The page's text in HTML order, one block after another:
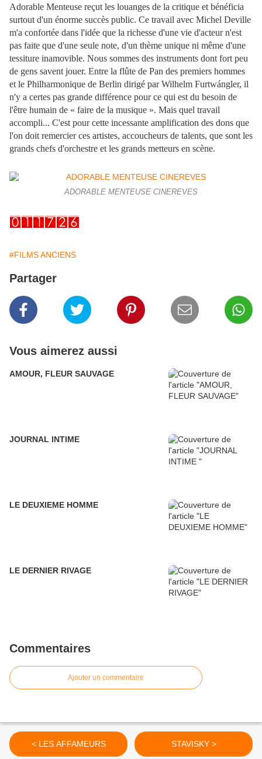
Adorable Menteuse reçut les louanges de la critique et bénéficia
surtout d'un énorme succès public. Ce travail avec Michel Deville
m'a confortée dans l'idée que la richesse d'une vie d'acteur n'est
pas faite que d'une seule note, d'un thème unique ni même d'une
tessiture inamovible. Nous sommes des instruments dont fort peu
de gens savent jouer. Entre la flûte de Pan des premiers hommes
et le Philharmonique de Berlin dirigé par Wilhelm Furtwángler, il
n'y a certes pas grande différence pour ce qui est du besoin de
l'être humain de « faire de la musique ». Mais quel travail
accompli... C'est pour cette incessante amplification des dons que
l'on doit remercier ces artistes, accoucheurs de talents, que sont les
grands chefs d'orchestre et les grands metteurs en scène.
ADORABLE MENTEUSE CINEREVES
#FILMS ANCIENS
Partager
Vous aimerez aussi
AMOUR, FLEUR SAUVAGE
JOURNAL INTIME
LE DEUXIEME HOMME
LE DERNIER RIVAGE
Commentaires
Ajouter un commentaire
< LES AFFAMEURS STAVISKY >